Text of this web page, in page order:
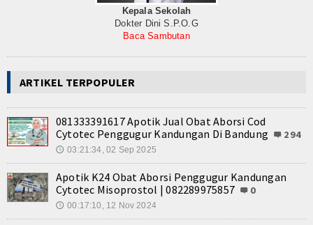
Kepala Sekolah
Dokter Dini S.P.O.G
Baca Sambutan
ARTIKEL TERPOPULER
081333391617 Apotik Jual Obat Aborsi Cod
Cytotec Penggugur Kandungan Di Bandung
294
🕔 03:21:34, 02 Sep 2025
Apotik K24 Obat Aborsi Penggugur Kandungan
Cytotec Misoprostol | 082289975857
0
🕔 00:17:10, 12 Nov 2024